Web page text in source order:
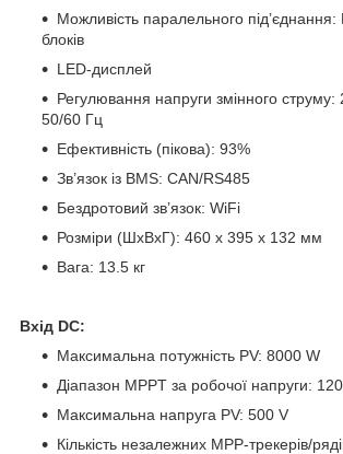
Можливість паралельного
блоків
LED-дисплей
Регулювання напруги змінного
50/60 Гц
Ефективність (пікова): 93%
Зв’язок із BMS: CAN/RS485
Бездротовий зв’язок: WiFi
Розміри (ШхВхГ): 460 х 395 х 132 мм
Вага: 13.5 кг
Вхід DC:
Максимальна потужність PV: 8000 W
Діапазон MPPT за робочої напруги:
Максимальна напруга PV: 500 V
Кількість незалежних MPP-трекерів/